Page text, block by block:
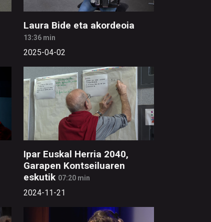
Laura Bide eta akordeoia
13:36 min
2025-04-02
Ipar Euskal Herria 2040,
Garapen Kontseiluaren
eskutik 07:20 min
2024-11-21